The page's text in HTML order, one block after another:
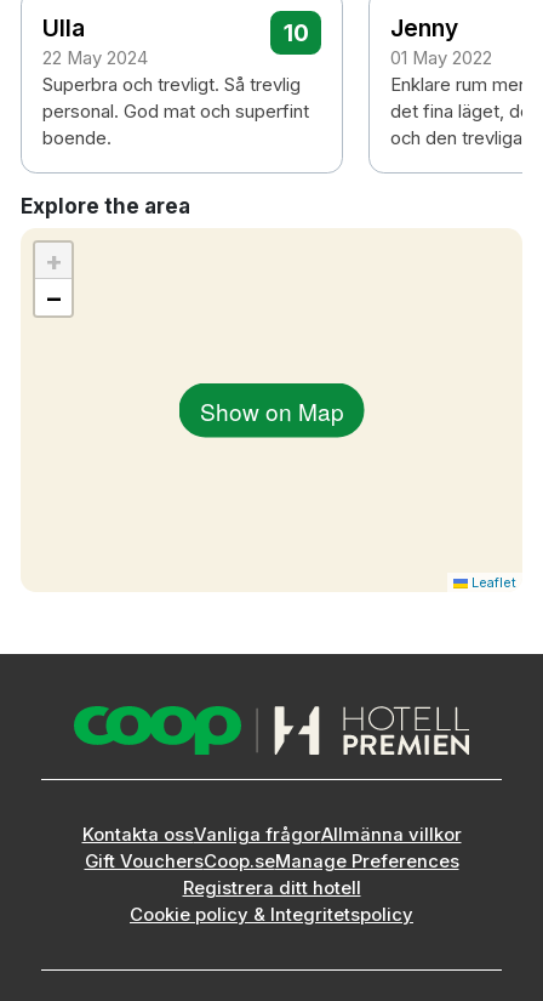
Ulla
22 May 2024
10
Superbra och trevligt. Så trevlig
personal. God mat och superfint
boende.
Jenny
01 May 2022
Enklare rum men
det fina läget,
och den trevliga
Explore the area
Show on Map
+
−
Leaflet
Kontakta ossVanliga frågorAllmänna villkor
Gift VouchersCoop.seManage Preferences
Registrera ditt hotell
Cookie policy & Integritetspolicy